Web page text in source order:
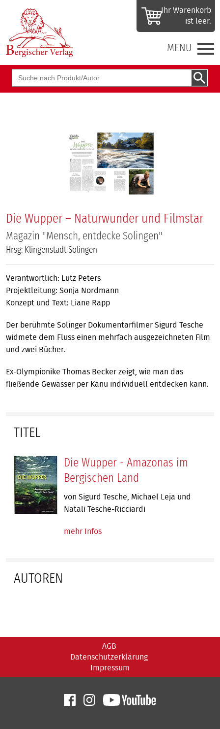
MENU
Ihr Waren­korb
ist leer.
Suchbegriff
Die Wupper – Naturwunder und Filmstar
Magazin "Mensch, entdecke Solingen"
Hrsg: Klingenstadt Solingen
Verantwortlich: Lutz Peters
Projektleitung: Sonja Nordmann
Konzept und Text: Liane Rapp
Der berühmte Solinger Dokumentarfilmer Sigurd Tesche
widmete dem Fluss einen mehrfach ausgezeichneten Film
und zwei Bücher.
Ex-Olympionike Thomas Becker zeigt, wie man das
fließende Gewässer per Kanu individuell entdecken kann.
TITEL
Die Wupper - Amazonas im
Bergischen Land
von Sigurd Tesche, Michael Leja und
Natali Tesche-Ricciardi
mehr Infos
AUTOREN
AGB
Datenschutzerklärung
Impressum